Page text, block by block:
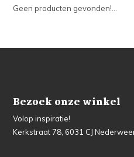
Geen producten gevonden!...
Bezoek onze winkel
Volop inspiratie!
Kerkstraat 78, 6031 CJ